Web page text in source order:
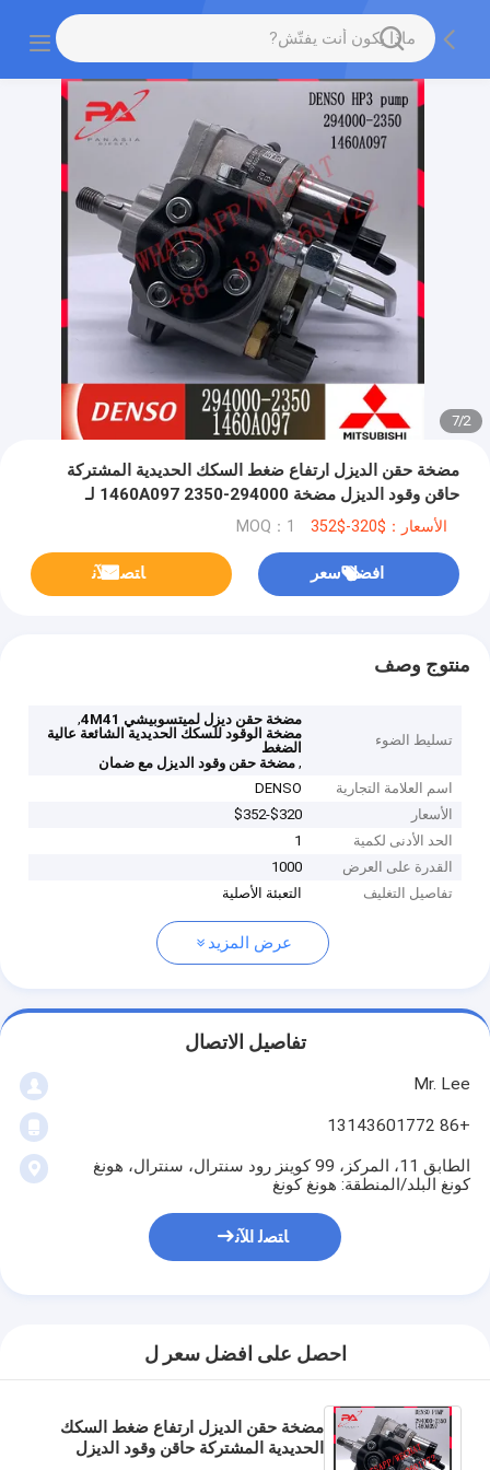
2
/
7
مضخة حقن الديزل ارتفاع ضغط السكك الحديدية المشتركة
حاقن وقود الديزل مضخة 294000-2350 1460A097 لـ
Misubishi 4M41
الأسعار：$320-$352 MOQ：1
افضل سعر ﺎﺘﺼﻟ ﺍﻶﻧ
منتوج وصف
تسليط الضوء
مضخة حقن ديزل لميتسوبيشي 4M41
,
مضخة الوقود للسكك الحديدية الشائعة عالية
الضغط
,مضخة حقن وقود الديزل مع ضمان
اسم العلامة التجارية
DENSO
الأسعار
$320-$352
الحد الأدنى لكمية
1
القدرة على العرض
1000
تفاصيل التغليف
التعبئة الأصلية
عرض المزيد
تفاصيل الاتصال
Mr. Lee
+86 13143601772
الطابق 11، المركز، 99 كوينز رود سنترال، سنترال، هونغ
كونغ البلد/المنطقة: هونغ كونغ
ﺎﺘﺼﻟ ﺍﻶﻧ
احصل على افضل سعر ل
مضخة حقن الديزل ارتفاع ضغط السكك
الحديدية المشتركة حاقن وقود الديزل